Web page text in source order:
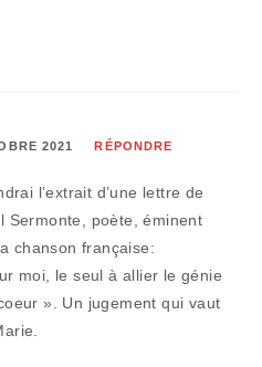
2021 RÉPONDRE
l’extrait d’une lettre de
Sermonte, poète, éminent
chanson française:
moi, le seul à allier le génie
». Un jugement qui vaut